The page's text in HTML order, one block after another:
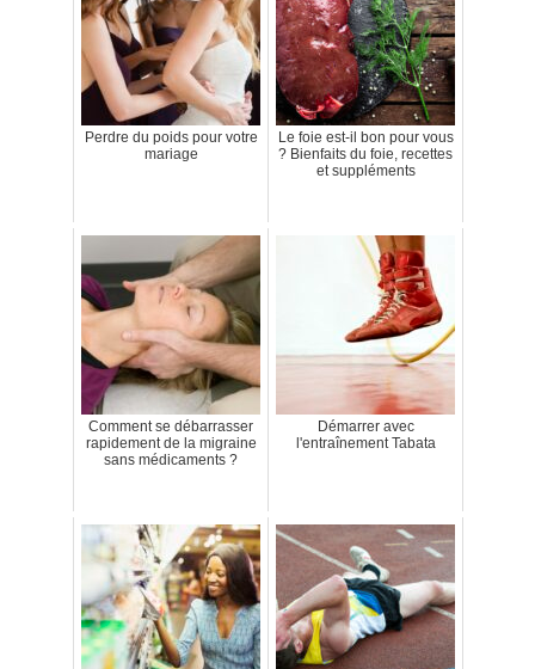
Perdre du poids pour votre
mariage
Le foie est-il bon pour vous
? Bienfaits du foie, recettes
et suppléments
Comment se débarrasser
rapidement de la migraine
sans médicaments ?
Démarrer avec
l'entraînement Tabata